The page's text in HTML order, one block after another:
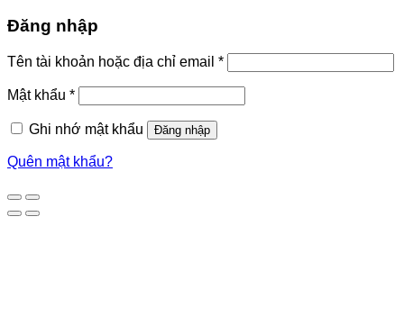
Đăng nhập
Tên tài khoản hoặc địa chỉ email *
Mật khẩu *
Ghi nhớ mật khẩu Đăng nhập
Quên mật khẩu?